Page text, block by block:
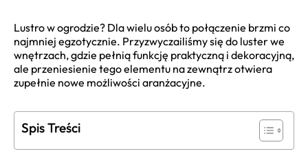
Lustro w ogrodzie? Dla wielu osób to połączenie brzmi co
najmniej egzotycznie. Przyzwyczailiśmy się do luster we
wnętrzach, gdzie pełnią funkcję praktyczną i dekoracyjną,
ale przeniesienie tego elementu na zewnątrz otwiera
zupełnie nowe możliwości aranżacyjne.
Spis Treści